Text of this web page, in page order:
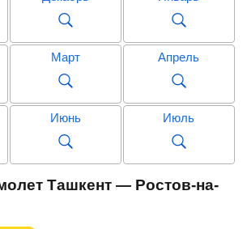
Март Апрель
Июнь Июль
Сентябрь
Ташкент — Ростов-на-